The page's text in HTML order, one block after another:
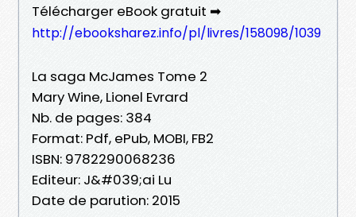
Télécharger eBook gratuit ➡
http://ebooksharez.info/pl/livres/158098/1039
La saga McJames Tome 2
Mary Wine, Lionel Evrard
Nb. de pages: 384
Format: Pdf, ePub, MOBI, FB2
ISBN: 9782290068236
Editeur: J&#039;ai Lu
Date de parution: 2015